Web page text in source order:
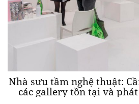
Nhà sưu tầm nghệ thuật:
các gallery tồn tại và